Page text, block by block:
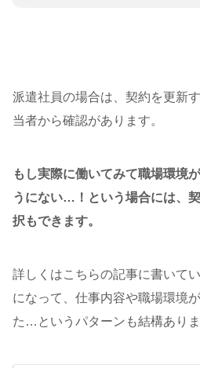
派遣社員の場合は、契約を更新
当者から確認があります。
もし実際に働いてみて職場環境
うにない…！という場合には、
択もできます。
詳しくはこちらの記事に書いて
になって、仕事内容や職場環境
た…というパターンも結構ありま